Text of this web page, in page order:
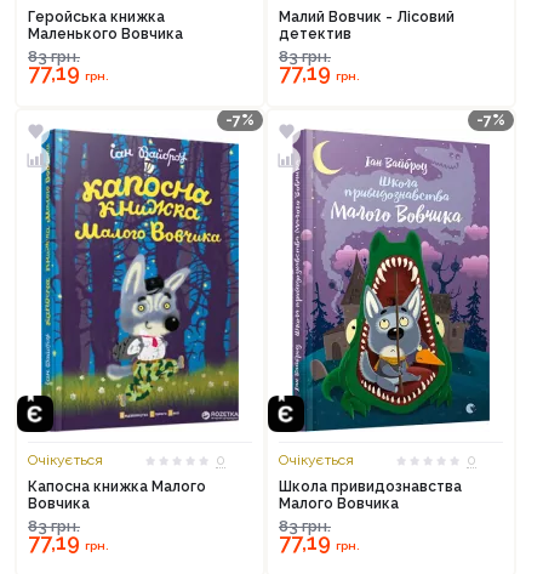
Геройська книжка
Маленького Вовчика
83грн.
77,19 грн.
Малий Вовчик - Лісовий
детектив
83грн.
77,19 грн.
-7%
Очікується
0
Капосна книжка Малого
Вовчика
83грн.
77,19 грн.
-7%
Очікується
0
Школа привидознавства
Малого Вовчика
83грн.
77,19 грн.
Продовжити покупки